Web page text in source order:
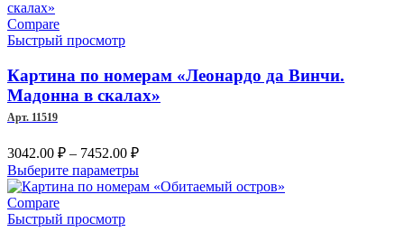
можно
выбрать
на
Compare
Быстрый просмотр
Картина по номерам «Леонардо да Винчи.
Мадонна в скалах»
Арт. 11519
3042.00 ₽ – 7452.00 ₽Диапазон
цен:
3042.00 ₽
Выберите параметрыЭтот
товар
Compare
Быстрый просмотр